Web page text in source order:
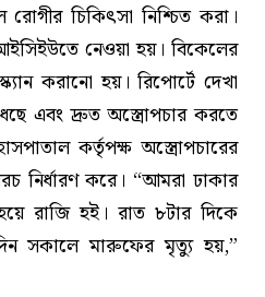
রোগীর চিকিৎসা নিশ্চিত করা।
নেওয়া হয়। বিকেলের
করানো হয়। রিপোর্টে দেখা
এবং দ্রুত অস্ত্রোপচার করতে
কর্তৃপক্ষ অস্ত্রোপচারের
নির্ধারণ করে। “আমরা ঢাকার
রাজি হই। রাত ৮টার দিকে
সকালে মারুফের মৃত্যু হয়,”